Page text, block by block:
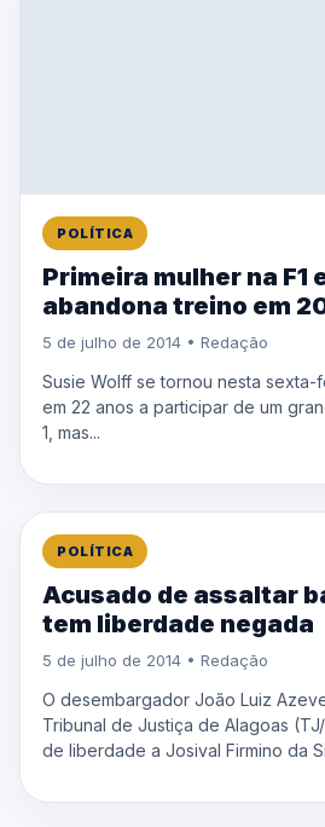
POLÍTICA
Primeira mulher na F1
abandona treino em
5 de julho de 2014 • Redação
Susie Wolff se tornou nesta sexta-
em 22 anos a participar de um
1, mas...
POLÍTICA
Acusado de assaltar
tem liberdade negada
5 de julho de 2014 • Redação
O desembargador João Luiz
Tribunal de Justiça de Alagoas
de liberdade a Josival Firmino da